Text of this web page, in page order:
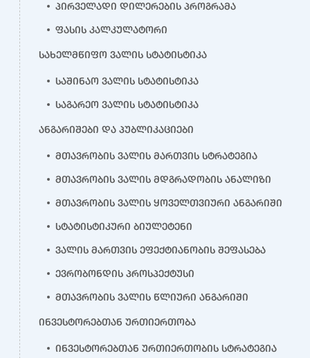
პირველადი დილერების პროგრამა
ფასის კალკულატორი
სახელმწიფო ვალის სტატისტიკა
საშინაო ვალის სტატისტიკა
საგარეო ვალის სტატისტიკა
ანგარიშები და პუბლიკაციები
მთავრობის ვალის მართვის სტრატეგია
მთავრობის ვალის მდგრადობის ანალიზი
მთავრობის ვალის ყოველთვიური ანგარიში
სტატისტიკური ბიულეტენი
ვალის მართვის ეფექტიანობის შეფასება
ევრობონდის პროსპექტუსი
მთავრობის ვალის წლიური ანგარიში
ინვესტორებთან ურთიერთობა
ინვესტორებთან ურთიერთობის სტრატეგია